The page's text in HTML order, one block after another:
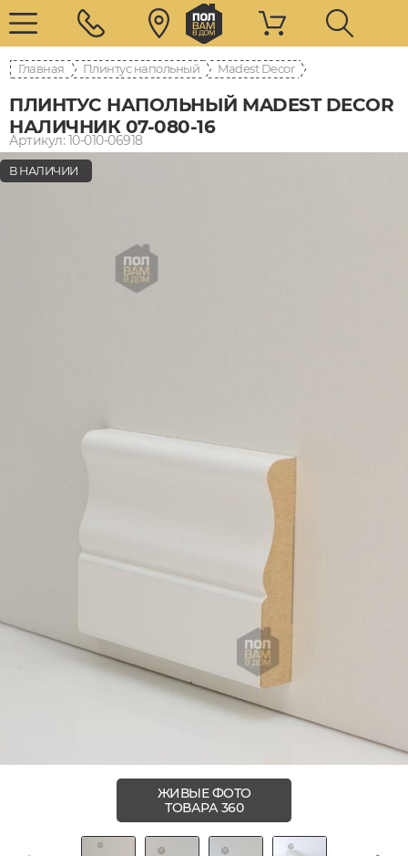
Главная Плинтус напольный Madest Decor
ПЛИНТУС НАПОЛЬНЫЙ MADEST DECOR
НАЛИЧНИК 07-080-16
Артикул: 10-010-06918
В НАЛИЧИИ
ЖИВЫЕ ФОТО
ТОВАРА 360